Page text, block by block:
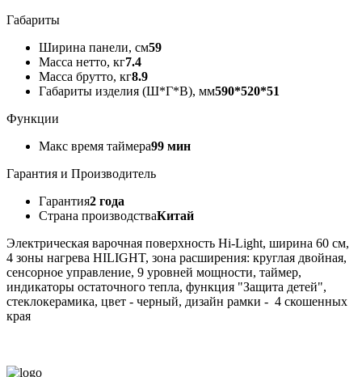
Габариты
Ширина панели, см59
Масса нетто, кг7.4
Масса брутто, кг8.9
Габариты изделия (Ш*Г*В), мм590*520*51
Функции
Макс время таймера99 мин
Гарантия и Производитель
Гарантия2 года
Страна производстваКитай
Электрическая варочная поверхность Hi-Light, ширина 60 см,
4 зоны нагрева HILIGHT, зона расширения: круглая двойная,
сенсорное управление, 9 уровней мощности, таймер,
индикаторы остаточного тепла, функция "Защита детей",
стеклокерамика, цвет - черный, дизайн рамки - 4 скошенных
края